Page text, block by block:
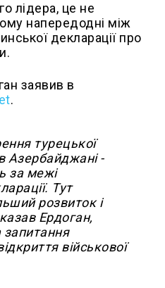
лідера, це не
напередодні між
декларації про
заявив в
.
турецької
Азербайджані -
за межі
Тут
розвиток і
Ердоган,
запитання
військової